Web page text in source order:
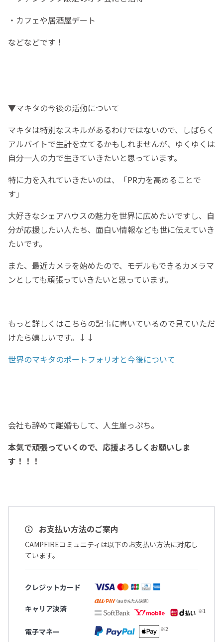
・カフェや居酒屋デート
などなどです！
▼マキタの今後の活動について
マキタは特別なスキルがあるわけではないので、しばらく
アルバイトで生計を立てるかもしれませんが、ゆくゆくは
自分一人の力で生きていきたいと思っています。
特に力を入れていきたいのは、「PR力を高めることで
す」
大好きなシェアハウスの魅力を世界に広めたいですし、自
分が応援したい人たち、面白い情報なども世に伝えていき
たいです。
また、最近カメラを始めたので、モデルもできるカメラマ
ンとしても頑張っていきたいと思っています。
もっと詳しくはこちらの記事に書いているので見ていただ
けたら嬉しいです。↓↓
世界のマキタのポートフォリオと今後について
会社も辞めて離婚もして、人生崖っぷち。
本気で頑張っていくので、応援よろしくお願いしま
す！！！
お支払い方法のご案内
CAMPFIREコミュニティは以下のお支払い方法に対応し
ています。
クレジットカード
キャリア決済
電子マネー